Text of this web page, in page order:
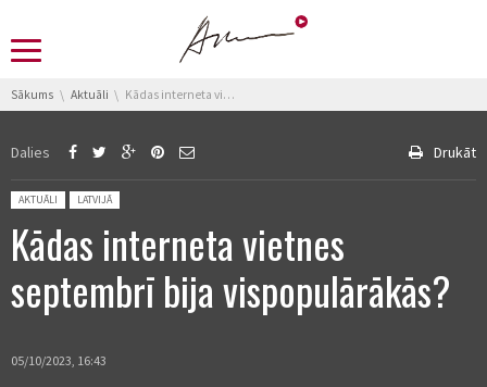
You are here:
Sākums Aktuāli Kādas interneta vietnes septembrī bija vispopulārākās?
Dalies Drukāt
Posted in:
AKTUĀLI LATVIJĀ
Kādas interneta vietnes
septembrī bija vispopulārākās?
05/10/2023, 16:43